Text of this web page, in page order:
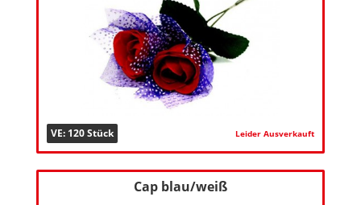
VE: 120 Stück Leider Ausverkauft
Cap blau/weiß